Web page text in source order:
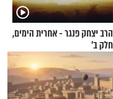
הרב יצחק פנגר - אחרית הימים,
חלק ב’